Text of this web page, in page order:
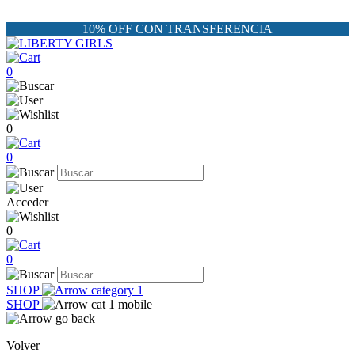
10% OFF CON TRANSFERENCIA
0
0
0
Acceder
0
0
SHOP
SHOP
Volver